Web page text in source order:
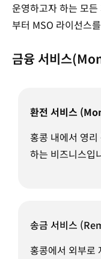
운영하고자 하는 모
부터 MSO 라이선스
금융 서비스
환전 서비스
홍콩 내에서 영
하는 비즈니스입
송금 서비스 (
홍콩에서 외부로